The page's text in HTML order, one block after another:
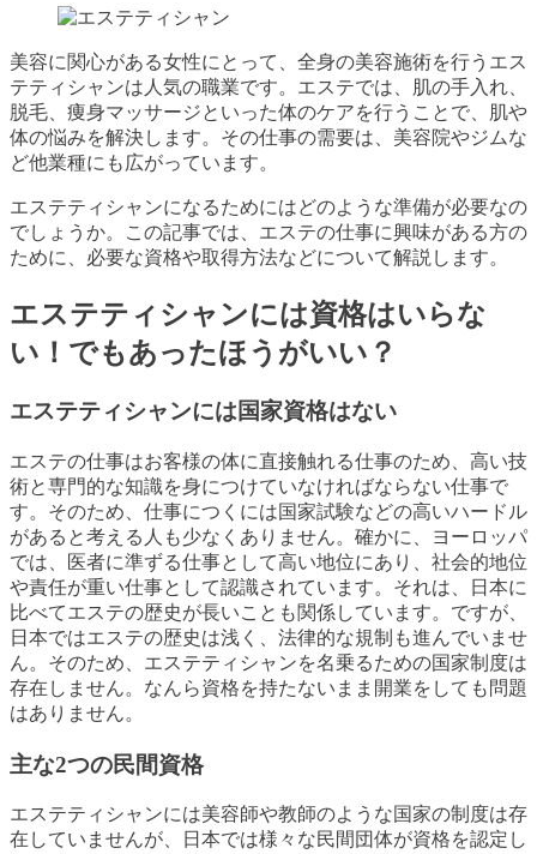
美容に関心がある女性にとって、全身の美容施術を行うエス
テティシャンは人気の職業です。エステでは、肌の手入れ、
脱毛、痩身マッサージといった体のケアを行うことで、肌や
体の悩みを解決します。その仕事の需要は、美容院やジムな
ど他業種にも広がっています。
エステティシャンになるためにはどのような準備が必要なの
でしょうか。この記事では、エステの仕事に興味がある方の
ために、必要な資格や取得方法などについて解説します。
エステティシャンには資格はいらな
い！でもあったほうがいい？
エステティシャンには国家資格はない
エステの仕事はお客様の体に直接触れる仕事のため、高い技
術と専門的な知識を身につけていなければならない仕事で
す。そのため、仕事につくには国家試験などの高いハードル
があると考える人も少なくありません。確かに、ヨーロッパ
では、医者に準ずる仕事として高い地位にあり、社会的地位
や責任が重い仕事として認識されています。それは、日本に
比べてエステの歴史が長いことも関係しています。ですが、
日本ではエステの歴史は浅く、法律的な規制も進んでいませ
ん。そのため、エステティシャンを名乗るための国家制度は
存在しません。なんら資格を持たないまま開業をしても問題
はありません。
主な2つの民間資格
エステティシャンには美容師や教師のような国家の制度は存
在していませんが、日本では様々な民間団体が資格を認定し